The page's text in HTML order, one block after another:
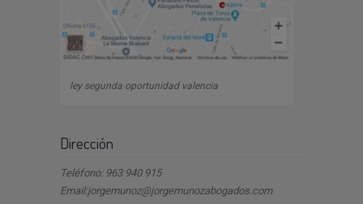
ley segunda oportunidad valencia
Dirección
Teléfono: 963 940 915
Email:jorgemunoz@jorgemunozabogados.com